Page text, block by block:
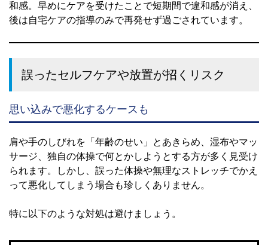
和感。早めにケアを受けたことで短期間で違和感が消え、
後は自宅ケアの指導のみで再発せず過ごされています。
誤ったセルフケアや放置が招くリスク
思い込みで悪化するケースも
肩や手のしびれを「年齢のせい」とあきらめ、湿布やマッ
サージ、独自の体操で何とかしようとする方が多く見受け
られます。しかし、誤った体操や無理なストレッチでかえ
って悪化してしまう場合も珍しくありません。
特に以下のような対処は避けましょう。